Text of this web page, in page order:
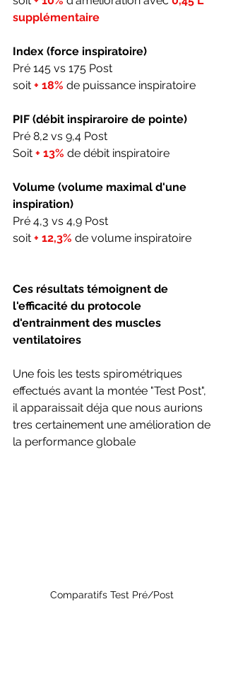
supplémentaire
Index (force inspiratoire)
Pré 145 vs 175 Post
soit + 18% de puissance inspiratoire
PIF (débit inspiraroire de pointe)
Pré 8,2 vs 9,4 Post
Soit + 13% de débit inspiratoire
Volume (volume maximal d'une
inspiration)
Pré 4,3 vs 4,9 Post
soit + 12,3% de volume inspiratoire
Ces résultats témoignent de
l'efficacité du protocole
d'entrainment des muscles
ventilatoires
Une fois les tests spirométriques
effectués avant la montée "Test Post",
il apparaissait déja que nous aurions
tres certainement une amélioration de
la performance globale
Comparatifs Test Pré/Post